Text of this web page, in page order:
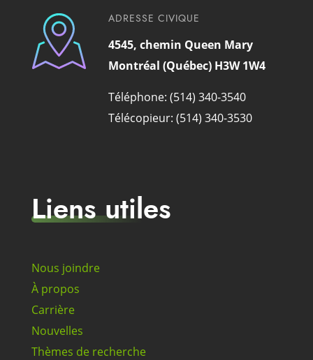
ADRESSE CIVIQUE
4545, chemin Queen Mary
Montréal (Québec) H3W 1W4
Téléphone: (514) 340-3540
Télécopieur: (514) 340-3530
Liens utiles
Nous joindre
À propos
Carrière
Nouvelles
Thèmes de recherche